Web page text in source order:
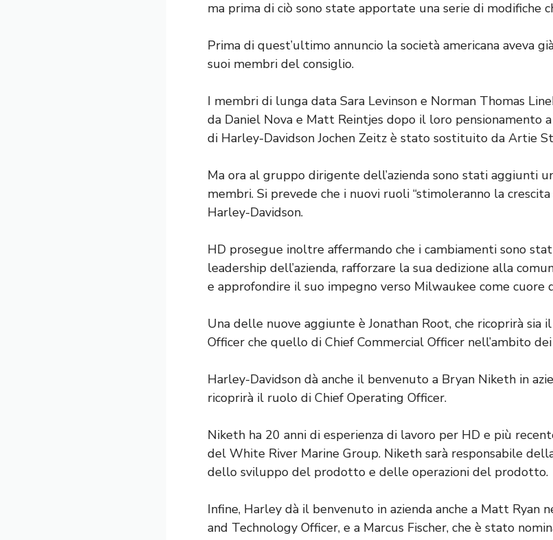
ma prima di ciò sono state apportate una serie di modifiche
Prima di quest’ultimo annuncio la società americana aveva
suoi membri del consiglio.
I membri di lunga data Sara Levinson e Norman Thomas
da Daniel Nova e Matt Reintjes dopo il loro pensionamento
di Harley-Davidson Jochen Zeitz è stato sostituito da Artie
Ma ora al gruppo dirigente dell’azienda sono stati aggiunti
membri. Si prevede che i nuovi ruoli “stimoleranno la crescita
Harley-Davidson.
HD prosegue inoltre affermando che i cambiamenti sono
leadership dell’azienda, rafforzare la sua dedizione alla
e approfondire il suo impegno verso Milwaukee come cuore
Una delle nuove aggiunte è Jonathan Root, che ricoprirà sia
Officer che quello di Chief Commercial Officer nell’ambito
Harley-Davidson dà anche il benvenuto a Bryan Niketh in
ricoprirà il ruolo di Chief Operating Officer.
Niketh ha 20 anni di esperienza di lavoro per HD e più
del White River Marine Group. Niketh sarà responsabile
dello sviluppo del prodotto e delle operazioni del prodotto.
Infine, Harley dà il benvenuto in azienda anche a Matt Ryan
and Technology Officer, e a Marcus Fischer, che è stato